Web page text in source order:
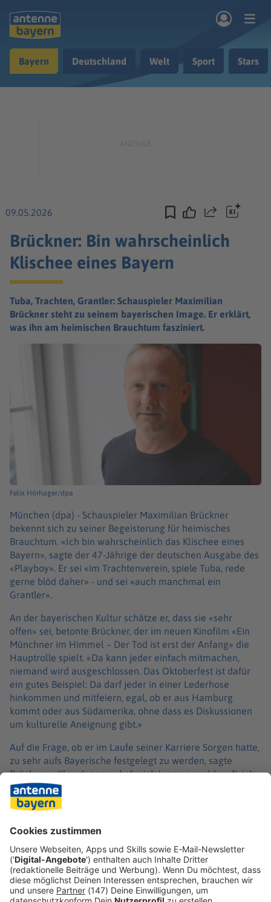
Musik & Radio
Bayern Deutschland Welt Sport Stars
09.05.2026 Teilen
Brückner: Bin wahrscheinlich
Klischee eines Bayern
Tuba, Trachten, Grantler: Schauspieler Maximilian
Brückner steht zu seinem bayerischen Image. Er erklärt,
was ihn am heimischen Brauchtum fasziniert.
Felix Hörhager/dpa
München (dpa) - Schauspieler Maximilian Brückner
bekennt sich zu seiner Begeisterung für heimisches
Brauchtum. «Ich bin wahrscheinlich das Klischee eines
Bayern», sagte der 47-Jährige der deutschen Ausgabe des
«Playboy». Er sei «im Trachtenverein, spiele Tuba, rede
gerne blöd daher» - und sei «auch manchmal ein
Grantler».
An der bayerischen Kultur schätze er, dass sie «sehr
offen» sei, betonte Brückner, der im neuen Kinofilm «Ein
Münchner im Himmel – Der Tod ist erst der Anfang» die
Hauptrolle spielt. «Da kann jeder einfach mitmachen,
niemand wird ausgeschlossen. Das Oktoberfest ist dafür
ein gutes Beispiel: Da darf jeder in einer Lederhose
hinkommen und mitfeiern, egal, ob er aus Hamburg
kommt oder aus Südamerika, ohne dass es Diskussionen
um kulturelle Aneignung gibt.»
Auf die Frage, ob er im Laufe seiner Karriere Sorgen hatte,
zu sehr aufs Bayerische festgelegt zu werden, sagte
Brückner: «Klar, dagegen habe ich lange angekämpft, ich
wollte immer unbedingt auf beiden Hochzeiten tanzen.
Aber mittlerweile ist es mir, ehrlich gesagt, völlig
wurscht.» Woran das liege, wisse er nicht, so der
Schauspieler, der seit kurzem neuer Ermittler in der Sat.1-
aber auch daran, dass ich gemerkt habe, dass es immer
genug zu tun gibt.»